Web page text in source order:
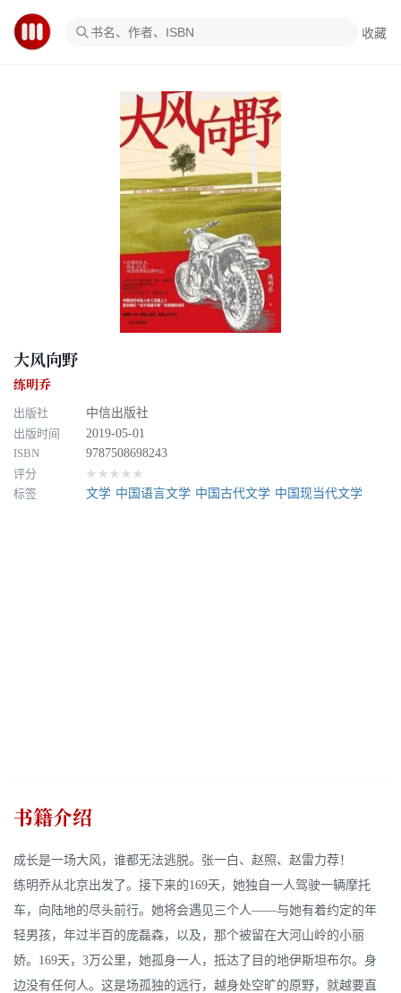
收藏
大风向野
练明乔
出版社
中信出版社
出版时间
2019-05-01
ISBN
9787508698243
评分
★★★★★
标签 文学 中国语言文学 中国古代文学 中国现当代文学
书籍介绍
成长是一场大风，谁都无法逃脱。张一白、赵照、赵雷力荐！
练明乔从北京出发了。接下来的169天，她独自一人驾驶一辆摩托
车，向陆地的尽头前行。她将会遇见三个人——与她有着约定的年
轻男孩，年过半百的庞磊森，以及，那个被留在大河山岭的小丽
娇。169天，3万公里，她孤身一人，抵达了目的地伊斯坦布尔。身
边没有任何人。这是场孤独的远行，越身处空旷的原野，就越要直